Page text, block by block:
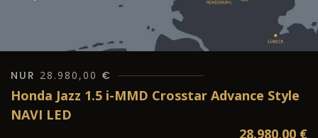
NUR 28.980,00 €
Honda Jazz 1.5 i-MMD Crosstar Advance Style
NAVI LED
28.980,00 €